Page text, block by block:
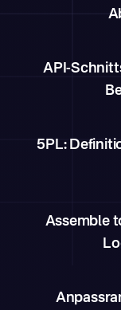
API-
5PL:
Assemble